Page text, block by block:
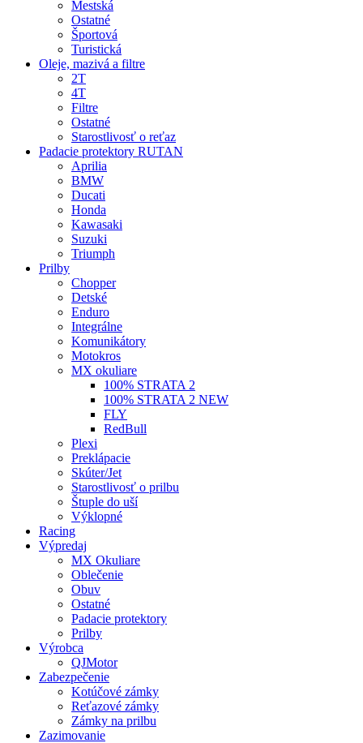
Mestská
Ostatné
Športová
Turistická
Oleje, mazivá a filtre
2T
4T
Filtre
Ostatné
Starostlivosť o reťaz
Padacie protektory RUTAN
Aprilia
BMW
Ducati
Honda
Kawasaki
Suzuki
Triumph
Prilby
Chopper
Detské
Enduro
Integrálne
Komunikátory
Motokros
MX okuliare
100% STRATA 2
100% STRATA 2 NEW
FLY
RedBull
Plexi
Preklápacie
Skúter/Jet
Starostlivosť o prilbu
Štuple do uší
Výklopné
Racing
Výpredaj
MX Okuliare
Oblečenie
Obuv
Ostatné
Padacie protektory
Prilby
Výrobca
QJMotor
Zabezpečenie
Kotúčové zámky
Reťazové zámky
Zámky na prilbu
Zazimovanie